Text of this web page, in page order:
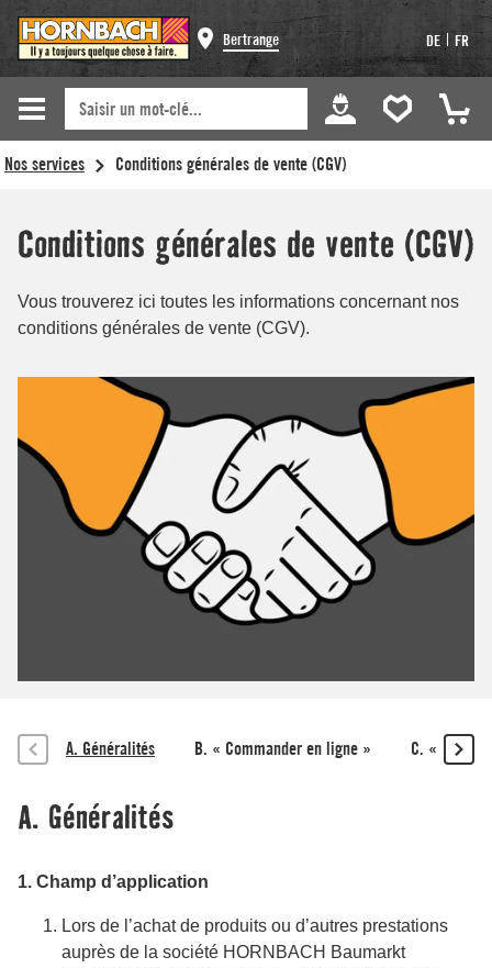
Bertrange DE FR